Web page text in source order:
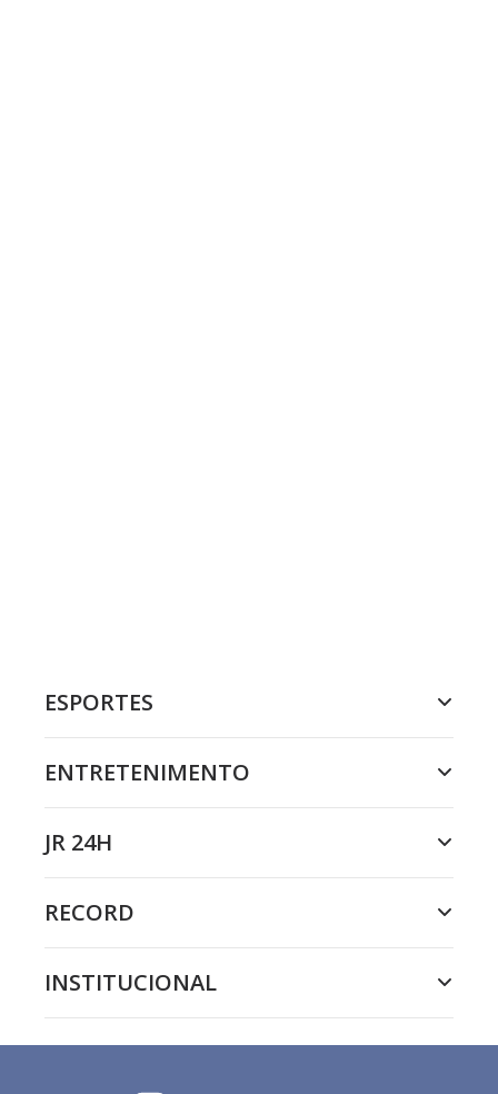
ESPORTES
ENTRETENIMENTO
JR 24H
RECORD
INSTITUCIONAL